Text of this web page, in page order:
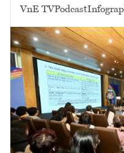
VnE TVPodcast